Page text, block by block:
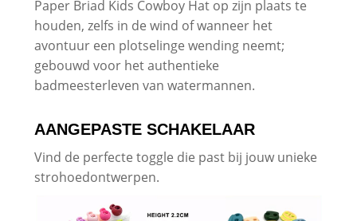
Paper Briad Kids Cowboy Hat op zijn plaats te
houden, zelfs in de wind of wanneer het
avontuur een plotselinge wending neemt;
gebouwd voor het authentieke
badmeesterleven van watermannen.
AANGEPASTE SCHAKELAAR
Vind de perfecte toggle die past bij jouw unieke
strohoedontwerpen.